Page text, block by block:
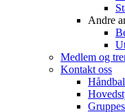
Andre
Medlem og
Kontakt oss